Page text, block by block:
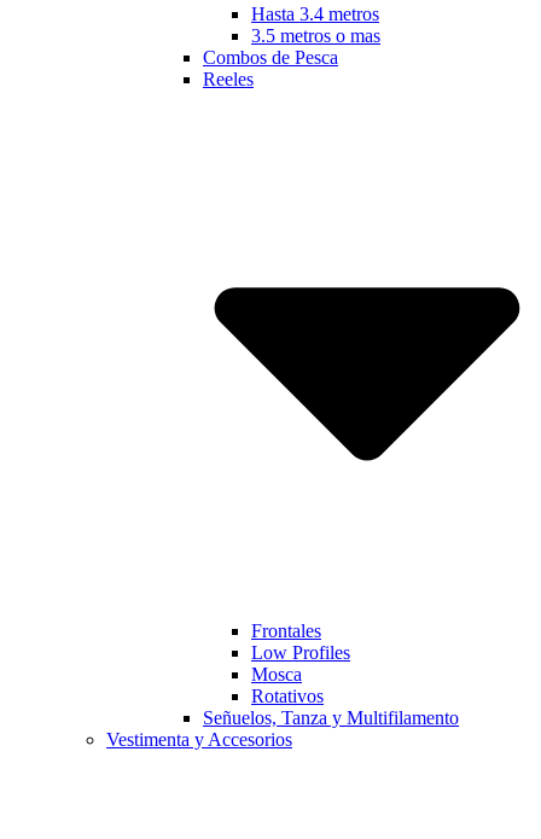
Hasta 3.4 metros
3.5 metros o mas
Combos de Pesca
Reeles
Frontales
Low Profiles
Mosca
Rotativos
Señuelos, Tanza y Multifilamento
Vestimenta y Accesorios